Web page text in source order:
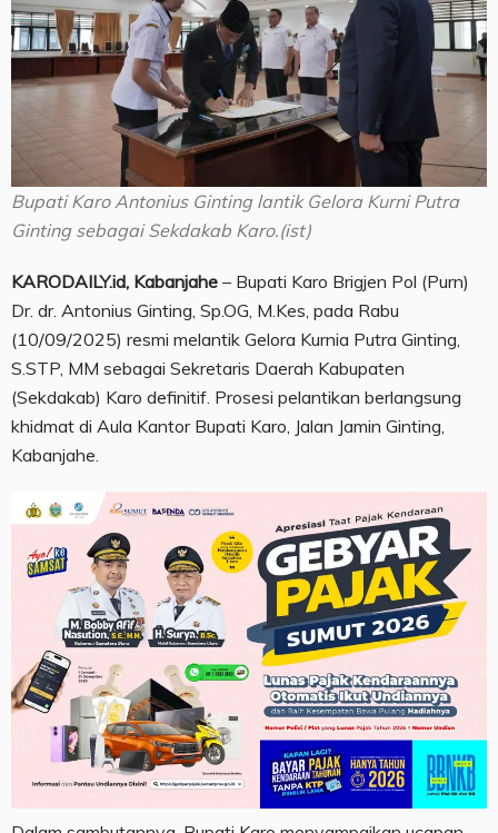
Bupati Karo Antonius Ginting lantik Gelora Kurni Putra
Ginting sebagai Sekdakab Karo.(ist)
KARODAILY.id, Kabanjahe – Bupati Karo Brigjen Pol (Purn)
Dr. dr. Antonius Ginting, Sp.OG, M.Kes, pada Rabu
(10/09/2025) resmi melantik Gelora Kurnia Putra Ginting,
S.STP, MM sebagai Sekretaris Daerah Kabupaten
(Sekdakab) Karo definitif. Prosesi pelantikan berlangsung
khidmat di Aula Kantor Bupati Karo, Jalan Jamin Ginting,
Kabanjahe.